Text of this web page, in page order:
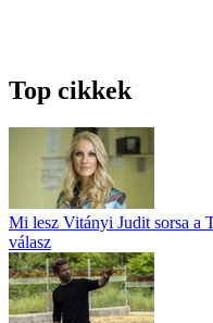
Top cikkek
Mi lesz Vitányi Judit sorsa a
válasz